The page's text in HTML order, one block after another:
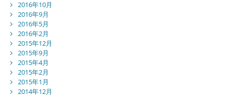
2016年10月
2016年9月
2016年5月
2016年2月
2015年12月
2015年9月
2015年4月
2015年2月
2015年1月
2014年12月